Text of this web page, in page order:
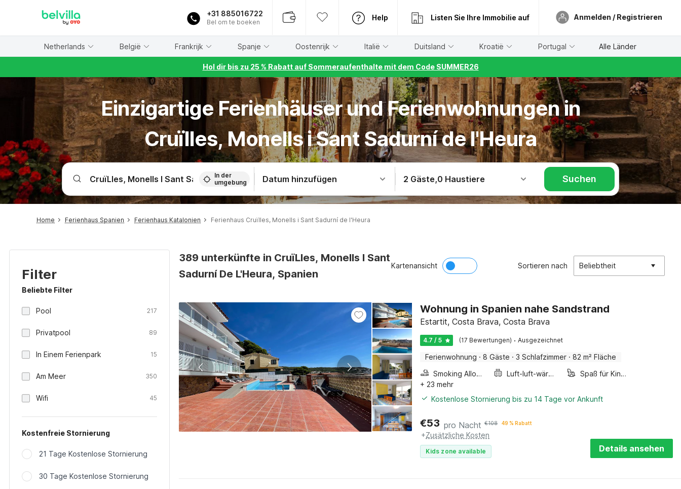
+31 885016722
Bel om te boeken
Help Listen Sie Ihre Immobilie auf Anmelden / Registrieren
Netherlands België Frankrijk Spanje Oostenrijk Italië Duitsland Kroatië Portugal Alle Länder
Hol dir bis zu 25 % Rabatt auf Sommeraufenthalte mit dem Code SUMMER26
Einzigartige Ferienhäuser und Ferienwohnungen in
Cruïlles, Monells i Sant Sadurní de l'Heura
In der
umgebung
Datum hinzufügen 2 Gäste,0 Haustiere Suchen
Home Ferienhaus Spanien Ferienhaus Katalonien Ferienhaus Cruïlles, Monells i Sant Sadurní de l'Heura
Filter
Beliebte Filter
Pool 217
Privatpool 89
In Einem Ferienpark 15
Am Meer 350
Wifi 45
Kostenfreie Stornierung
21 Tage Kostenlose Stornierung
30 Tage Kostenlose Stornierung
389 unterkünfte in CruïLles, Monells I Sant
Sadurní De L'Heura, Spanien
Kartenansicht Sortieren nach Beliebtheit
Wohnung in Spanien nahe Sandstrand
Estartit, Costa Brava, Costa Brava
4.7 / 5 (17 Bewertungen) · Ausgezeichnet
Ferienwohnung · 8 Gäste · 3 Schlafzimmer · 82 m² Fläche
Smoking Allowed
Luft-luft-wärmepumpe
Spaß für Kinder
+ 23 mehr
Kostenlose Stornierung bis zu 14 Tage vor Ankunft
€53 pro Nacht €108 49 % Rabatt
+Zusätzliche Kosten
Kids zone available Details ansehen